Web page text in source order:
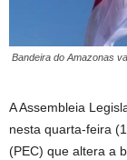
Bandeira do Amazonas
A Assembleia
nesta quarta-feira
(PEC) que altera a